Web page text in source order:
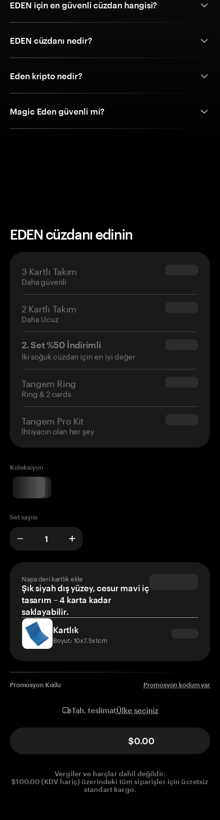
EDEN için en güvenli cüzdan hangisi?
EDEN cüzdanı nedir?
Eden kripto nedir?
Magic Eden güvenli mi?
EDEN cüzdanı edinin
3 Kartlı Takım
Daha güvenli
$69.90
2 Kartlı Takım
Daha Ucuz
$54.90
2. Set %50 İndirimli
İki soğuk cüzdan için en iyi değer
$34.95
Tangem Ring
Ring & 2 cards
$160.00
Tangem Pro Kit
İhtiyacın olan her şey
$180.00
Koleksiyon
Set sayısı
Napa deri kartlık ekle
Şık siyah dış yüzey, cesur mavi iç
tasarım – 4 karta kadar
saklayabilir.
Kartlık
Boyut: 10x7.5x1cm
Promosyon Kodu Promosyon kodum var
Tah. teslimatÜlke seçiniz
$0.00
Vergiler ve harçlar dahil değildir.
$100.00 (KDV hariç) üzerindeki tüm siparişler için ücretsiz
standart kargo.